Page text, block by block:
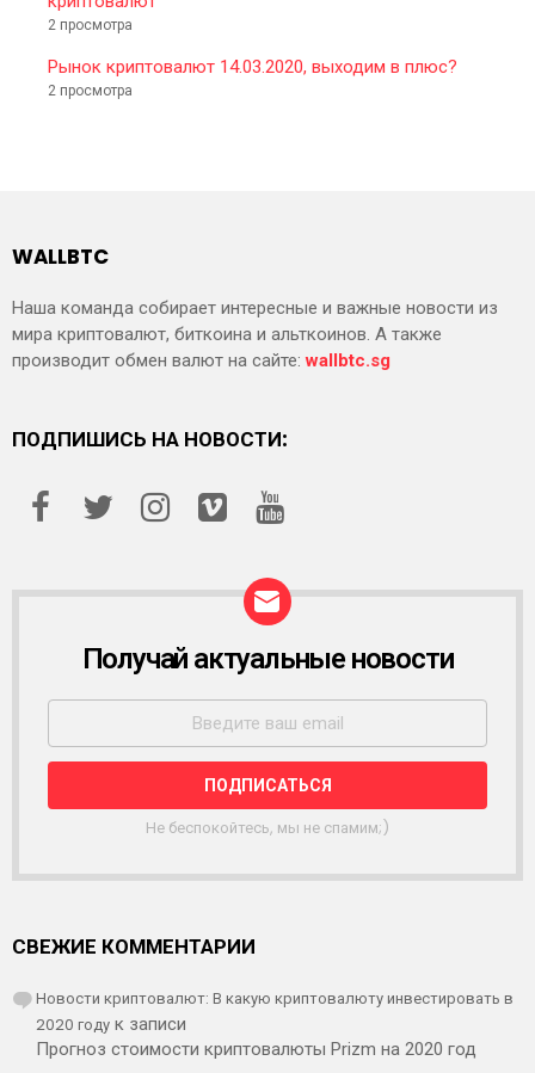
2 просмотра
Рынок криптовалют 14.03.2020, выходим в плюс?
2 просмотра
WALLBTC
Наша команда собирает интересные и важные новости из
мира криптовалют, биткоина и альткоинов. А также
производит обмен валют на сайте:wallbtc.sg
ПОДПИШИСЬ НА НОВОСТИ:
С
Ы
Л
К
Получай актуальные новости
Не беспокойтесь, мы не спамим;)
СВЕЖИЕ КОММЕНТАРИИ
Новости криптовалют: В какую криптовалюту инвестировать в
2020 году к записи
Прогноз стоимости криптовалюты Prizm на 2020 год